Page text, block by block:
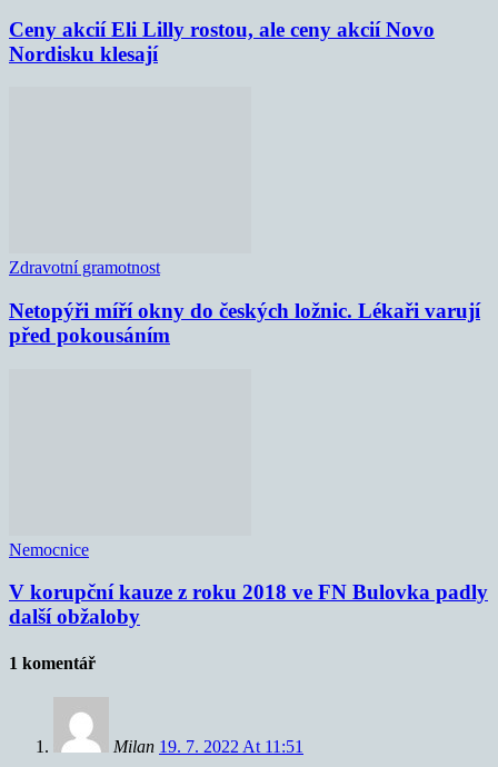
Ceny akcií Eli Lilly rostou, ale ceny akcií Novo
Nordisku klesají
Zdravotní gramotnost
Netopýři míří okny do českých ložnic. Lékaři varují
před pokousáním
Nemocnice
V korupční kauze z roku 2018 ve FN Bulovka padly
další obžaloby
1 komentář
Milan 19. 7. 2022 At 11:51